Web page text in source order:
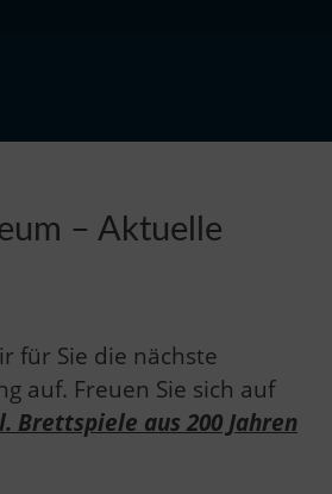
– Aktuelle
für Sie die nächste
auf. Freuen Sie sich auf
Brettspiele aus 200 Jahren